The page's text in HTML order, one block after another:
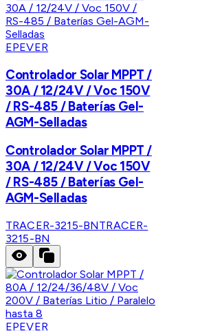
EPEVER
Controlador Solar MPPT /
30A / 12/24V / Voc 150V
/ RS-485 / Baterías Gel-
AGM-Selladas
Controlador Solar MPPT /
30A / 12/24V / Voc 150V
/ RS-485 / Baterías Gel-
AGM-Selladas
TRACER-3215-BNTRACER-
3215-BN
EPEVER